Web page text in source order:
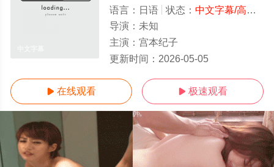
语言： 日语 状态： 中文字幕/高清
导演： 未知
主演： 宫本纪子
更新时间： 2026-05-05
 在线观看  极速观看